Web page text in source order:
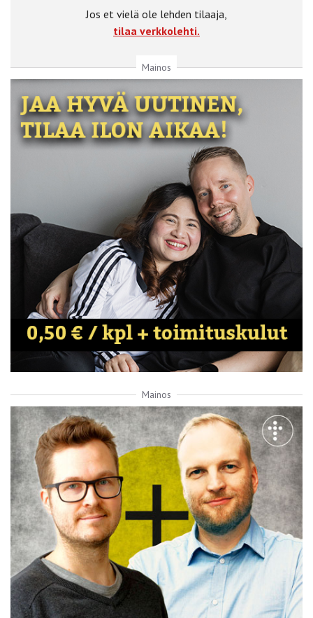
Jos et vielä ole lehden tilaaja,
tilaa verkkolehti.
Mainos
Mainos